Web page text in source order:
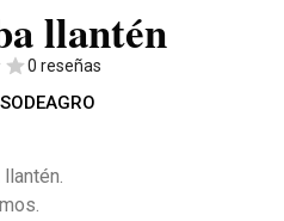
llantén
0 reseñas
SODEAGRO